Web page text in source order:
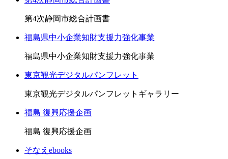
第4次静岡市総合計画書
福島県中小企業知財支援力強化事業
福島県中小企業知財支援力強化事業
東京観光デジタルパンフレット
東京観光デジタルパンフレットギャラリー
福島 復興応援企画
福島 復興応援企画
そなえebooks